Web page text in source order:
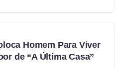
Homem Para Viver
de “A Última Casa”